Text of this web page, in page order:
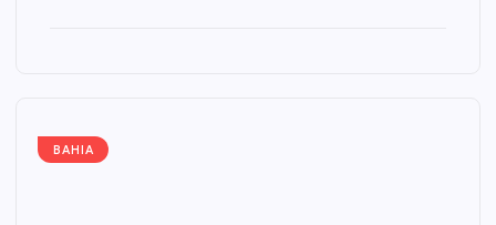
BAHIA